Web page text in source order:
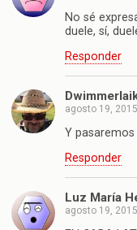
No sé
duele, sí,
Responder
agosto 19, 2015
Y
Responder
Luz María
agosto 19, 2015